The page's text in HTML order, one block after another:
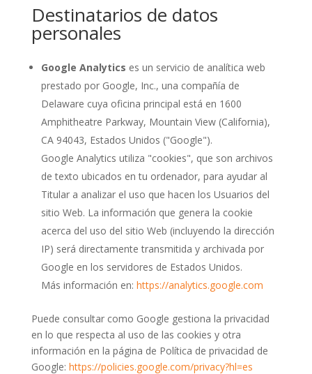
Destinatarios de datos
personales
Google Analytics es un servicio de analítica web
prestado por Google, Inc., una compañía de
Delaware cuya oficina principal está en 1600
Amphitheatre Parkway, Mountain View (California),
CA 94043, Estados Unidos ("Google").
Google Analytics utiliza "cookies", que son archivos
de texto ubicados en tu ordenador, para ayudar al
Titular a analizar el uso que hacen los Usuarios del
sitio Web. La información que genera la cookie
acerca del uso del sitio Web (incluyendo la dirección
IP) será directamente transmitida y archivada por
Google en los servidores de Estados Unidos.
Más información en: https://analytics.google.com
Puede consultar como Google gestiona la privacidad
en lo que respecta al uso de las cookies y otra
información en la página de Política de privacidad de
Google: https://policies.google.com/privacy?hl=es